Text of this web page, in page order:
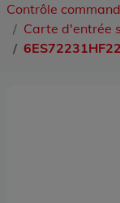
Contrôle
Carte d'entrée